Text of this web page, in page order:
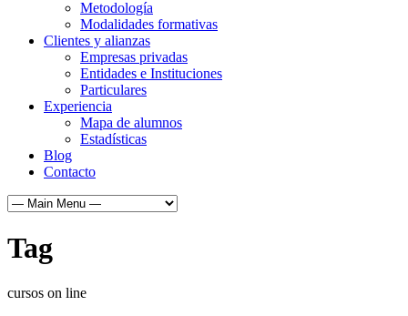
Metodología
Modalidades formativas
Clientes y alianzas
Empresas privadas
Entidades e Instituciones
Particulares
Experiencia
Mapa de alumnos
Estadísticas
Blog
Contacto
Tag
cursos on line